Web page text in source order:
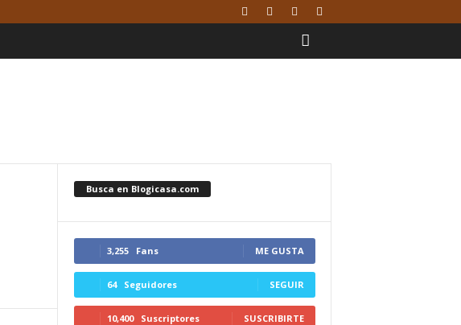
Busca en Blogicasa.com
3,255 Fans ME GUSTA
64 Seguidores SEGUIR
10,400 Suscriptores SUSCRIBIRTE